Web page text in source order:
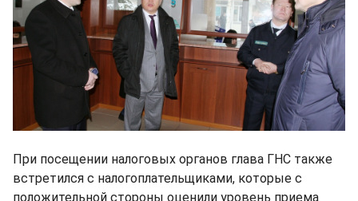
При посещении налоговых органов глава ГНС также
встретился с налогоплательщиками, которые с
положительной стороны оценили уровень приема